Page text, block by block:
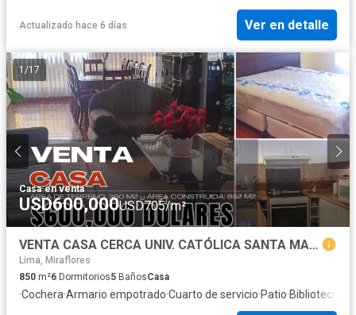
Actualizado hace 6 días Ver en detalle
1 /17
Casa·en venta
USD600,000USD705/m²
VENTA CASA CERCA UNIV. CATÓLICA SANTA MARÍA – AREQUIPA
Lima, Miraflores
850 m²6 Dormitorios5 BañosCasa
·Cochera·Armario empotrado·Cuarto de servicio·Patio·Biblioteca